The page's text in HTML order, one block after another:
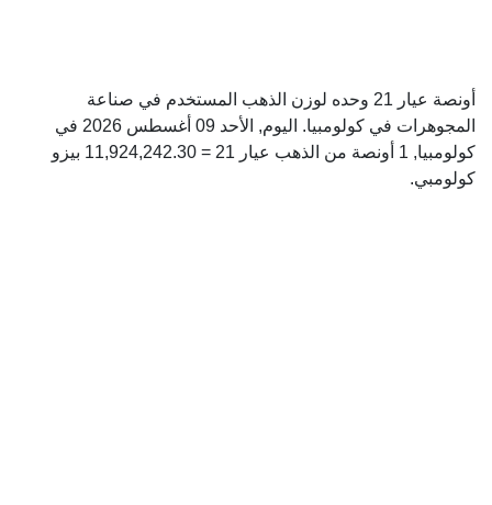
أونصة عيار 21 وحده لوزن الذهب المستخدم في صناعة
المجوهرات في كولومبيا. اليوم, الأحد 09 أغسطس 2026 في
كولومبيا, 1 أونصة من الذهب عيار 21 = 11,924,242.30 بيزو
كولومبي.